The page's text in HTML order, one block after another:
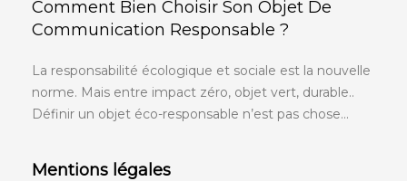
Comment Bien Choisir Son Objet De
Communication Responsable ?
La responsabilité écologique et sociale est la nouvelle
norme. Mais entre impact zéro, objet vert, durable..
Définir un objet éco-responsable n’est pas chose...
Mentions légales